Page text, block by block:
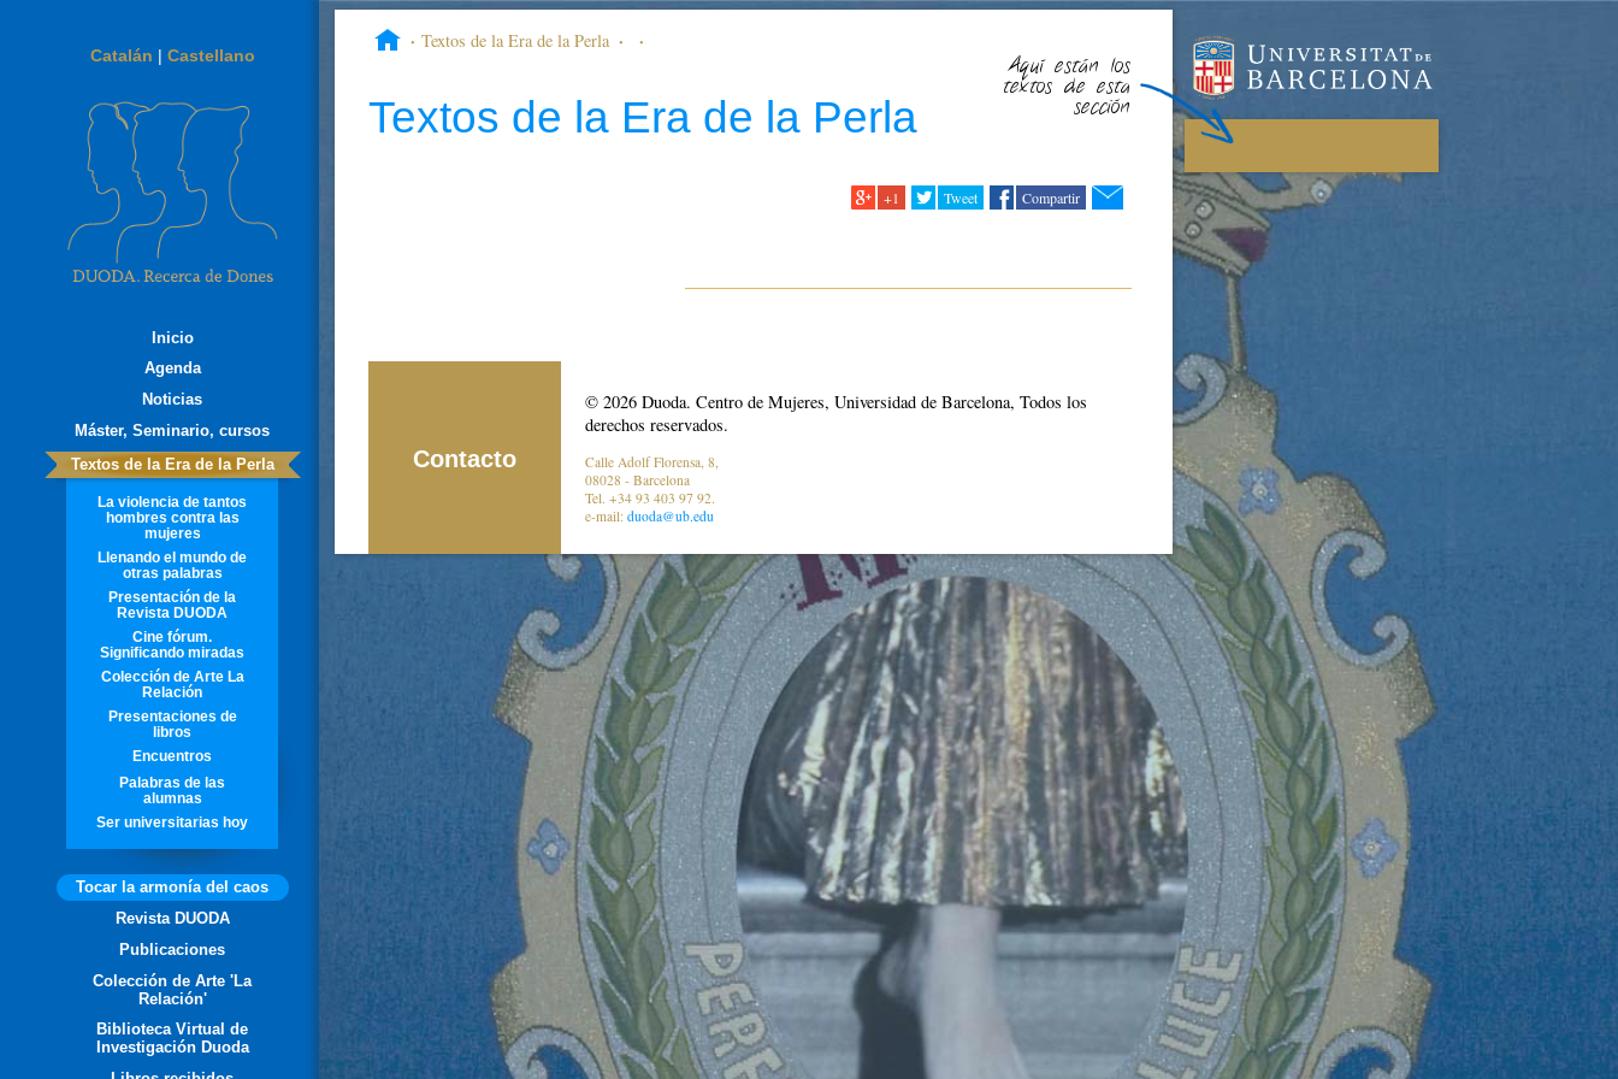
Catalán | Castellano
Inicio
Agenda
Noticias
Máster, Seminario, cursos
Textos de la Era de la Perla
La violencia de tantos
hombres contra las
mujeres
Llenando el mundo de
otras palabras
Presentación de la
Revista DUODA
Cine fórum.
Significando miradas
Colección de Arte La
Relación
Presentaciones de
libros
Encuentros
Palabras de las
alumnas
Ser universitarias hoy
Tocar la armonía del caos
Revista DUODA
Publicaciones
Colección de Arte 'La
Relación'
Biblioteca Virtual de
Investigación Duoda
Textos de la Era de la Perla
Aquí están los
textos de esta
sección
Textos de la Era de la Perla
+1 Tweet Compartir
Contacto
© 2026 Duoda. Centro de Mujeres, Universidad de Barcelona, Todos los
derechos reservados.
Calle Adolf Florensa, 8,
08028 - Barcelona
Tel. +34 93 403 97 92.
e-mail: duoda@ub.edu